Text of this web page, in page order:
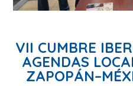
VII CUMBRE
AGENDAS